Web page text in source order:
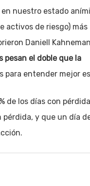
nuestro estado
activos de riesgo) más
Daniell
pesan el doble que la
para entender mejor
de los días con pérdida
y que un día